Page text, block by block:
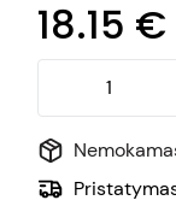
18.15 €